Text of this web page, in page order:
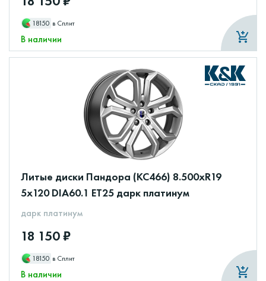
18150 в Сплит
В наличии
Литые диски Пандора (КС466) 8.500xR19
5x120 DIA60.1 ET25 дарк платинум
дарк платинум
18 150 ₽
18150 в Сплит
В наличии